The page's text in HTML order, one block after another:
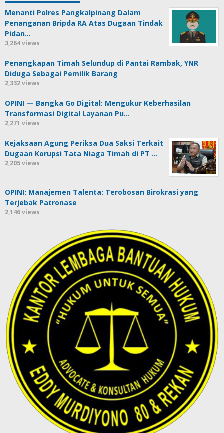
Menanti Polres Pangkalpinang Dalam
Penanganan Bripda RA Atas Dugaan Tindak
Pidan…
3,264 views
Penangkapan Timah Selundup di Pantai Rambak, YNR
Diduga Sebagai Pemilik Barang
2,332 views
OPINI — Bangka Go Digital: Mengukur Keberhasilan
Transformasi Digital Layanan Pu…
2,271 views
Kejaksaan Agung Periksa Dua Saksi Terkait
Dugaan Korupsi Tata Niaga Timah di PT …
2,205 views
OPINI: Manajemen Talenta: Terobosan Birokrasi yang
Terjebak Patronase
2,146 views